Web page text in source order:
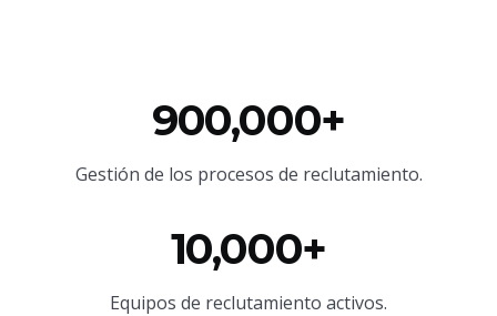
900,000+
Gestión de los procesos de reclutamiento.
10,000+
Equipos de reclutamiento activos.